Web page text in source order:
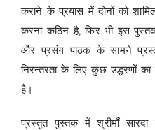
कराने के प्रयास में दोनों को
करना कठिन है, फिर भी इस
और प्रसंग पाठक के सामने
निरन्तरता के लिए कुछ उद्धरणों
है।
प्रस्तुत पुस्तक में श्रीमाँ